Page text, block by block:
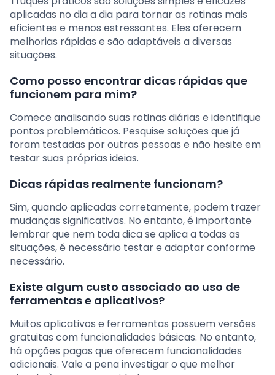
aplicadas no dia a dia para tornar as rotinas mais
eficientes e menos estressantes. Eles oferecem
melhorias rápidas e são adaptáveis a diversas
situações.
Como posso encontrar dicas rápidas que
funcionem para mim?
Comece analisando suas rotinas diárias e identifique
pontos problemáticos. Pesquise soluções que já
foram testadas por outras pessoas e não hesite em
testar suas próprias ideias.
Dicas rápidas realmente funcionam?
Sim, quando aplicadas corretamente, podem trazer
mudanças significativas. No entanto, é importante
lembrar que nem toda dica se aplica a todas as
situações, é necessário testar e adaptar conforme
necessário.
Existe algum custo associado ao uso de
ferramentas e aplicativos?
Muitos aplicativos e ferramentas possuem versões
gratuitas com funcionalidades básicas. No entanto,
há opções pagas que oferecem funcionalidades
adicionais. Vale a pena investigar o que melhor